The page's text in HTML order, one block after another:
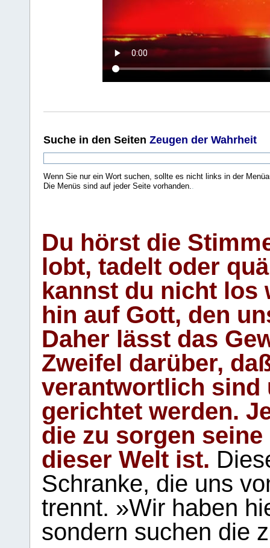
Suche in den Seiten Zeugen der Wahrheit
Wenn Sie nur ein Wort suchen, sollte es nicht links in der
Die Menüs sind auf jeder Seite vorhanden.
Du hörst die
lobt, tadelt oder
kannst du nicht los
hin auf Gott, den
Daher lässt das
Zweifel darüber,
verantwortlich sind
gerichtet werden.
die zu sorgen
dieser Welt ist.
Schranke, die uns
trennt. »Wir haben
sondern suchen die